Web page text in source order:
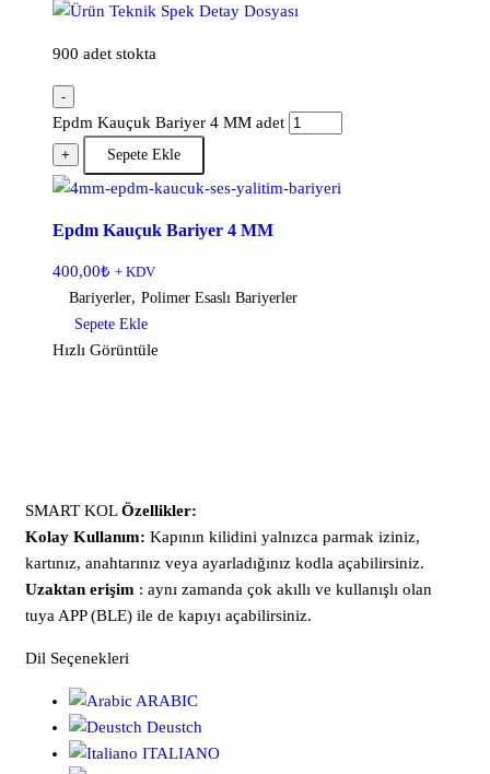
900 adet stokta
-
Epdm Kauçuk Bariyer 4 MM adet
+ Sepete Ekle
Epdm Kauçuk Bariyer 4 MM
400,00₺ + KDV
Bariyerler, Polimer Esaslı Bariyerler
Sepete Ekle
Hızlı Görüntüle
SMART KOLÖzellikler:
Kolay Kullanım: Kapının kilidini yalnızca parmak iziniz,
kartınız, anahtarınız veya ayarladığınız kodla açabilirsiniz.
Uzaktan erişim : aynı zamanda çok akıllı ve kullanışlı olan
tuya APP (BLE) ile de kapıyı açabilirsiniz.
Dil Seçenekleri
ARABIC
Deustch
ITALIANO